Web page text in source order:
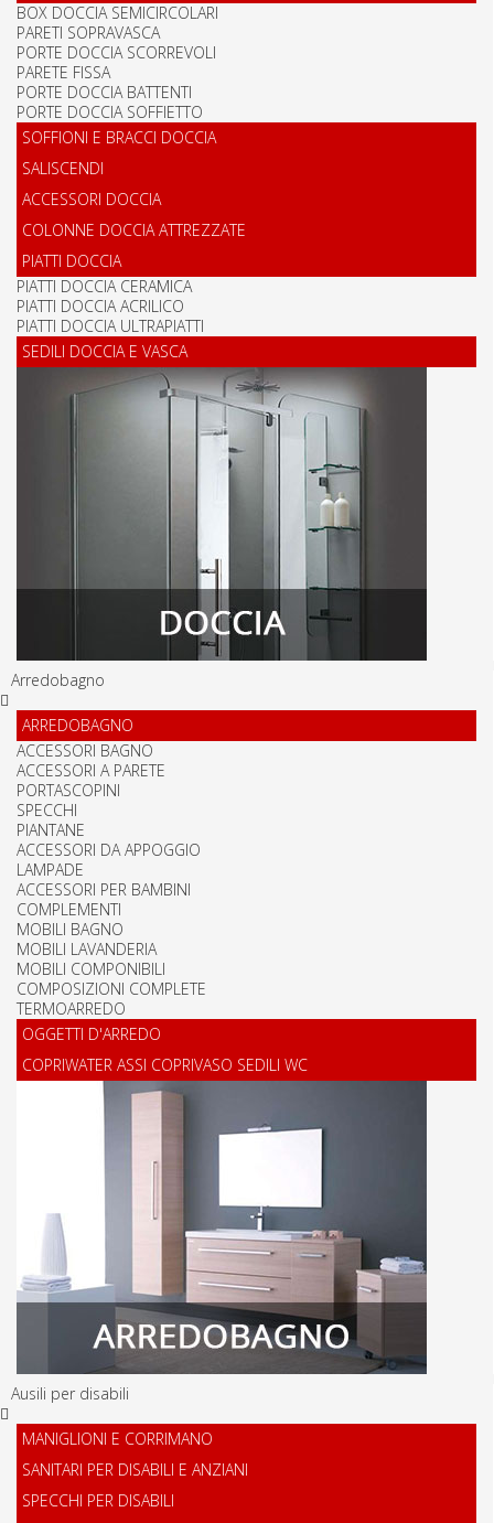
BOX DOCCIA SEMICIRCOLARI
PARETI SOPRAVASCA
PORTE DOCCIA SCORREVOLI
PARETE FISSA
PORTE DOCCIA BATTENTI
PORTE DOCCIA SOFFIETTO
SOFFIONI E BRACCI DOCCIA
SALISCENDI
ACCESSORI DOCCIA
COLONNE DOCCIA ATTREZZATE
PIATTI DOCCIA
PIATTI DOCCIA CERAMICA
PIATTI DOCCIA ACRILICO
PIATTI DOCCIA ULTRAPIATTI
SEDILI DOCCIA E VASCA
Arredobagno
ARREDOBAGNO
ACCESSORI BAGNO
ACCESSORI A PARETE
PORTASCOPINI
SPECCHI
PIANTANE
ACCESSORI DA APPOGGIO
LAMPADE
ACCESSORI PER BAMBINI
COMPLEMENTI
MOBILI BAGNO
MOBILI LAVANDERIA
MOBILI COMPONIBILI
COMPOSIZIONI COMPLETE
TERMOARREDO
OGGETTI D'ARREDO
COPRIWATER ASSI COPRIVASO SEDILI WC
Ausili per disabili
MANIGLIONI E CORRIMANO
SANITARI PER DISABILI E ANZIANI
SPECCHI PER DISABILI